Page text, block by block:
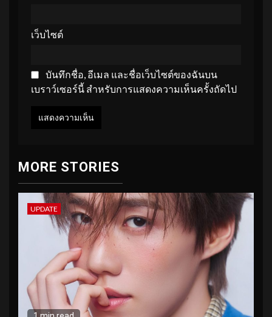
เว็บไซต์
บันทึกชื่อ, อีเมล และชื่อเว็บไซต์ของฉันบน
เบราว์เซอร์นี้ สำหรับการแสดงความเห็นครั้งถัดไป
MORE STORIES
UPDATE